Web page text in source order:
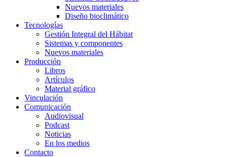
Nuevos materiales
Diseño bioclimático
Tecnologías
Gestión Integral del Hábitat
Sistemas y componentes
Nuevos materiales
Producción
Libros
Artículos
Material gráfico
Vinculación
Comunicación
Audiovisual
Podcast
Noticias
En los medios
Contacto